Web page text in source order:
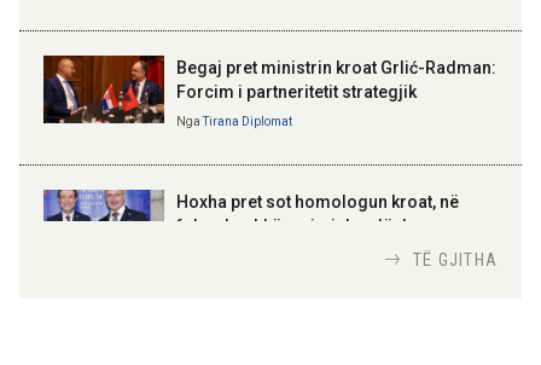
Kosovë!
100-vjetori i themelimit të
Urdhrit të Skënderbeut
Begaj pret ministrin kroat Grlić-Radman:
Forcim i partneritetit strategjik
NgaTirana Diplomat
Hoxha pret sot homologun kroat, në
fokus bashkëpunimi dypalësh
TË GJITHA